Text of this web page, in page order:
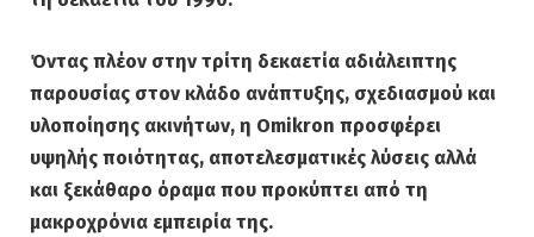
Όντας πλέον στην τρίτη δεκαετία αδιάλειπτης
παρουσίας στον κλάδο ανάπτυξης, σχεδιασμού και
υλοποίησης ακινήτων, η Omikron προσφέρει
υψηλής ποιότητας, αποτελεσματικές λύσεις αλλά
και ξεκάθαρο όραμα που προκύπτει από τη
μακροχρόνια εμπειρία της.